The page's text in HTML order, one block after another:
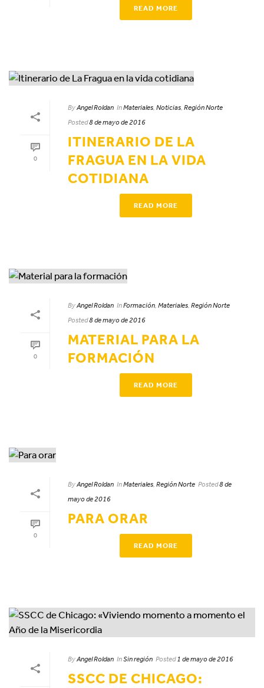
READ MORE
0
ByAngel Roldan InMateriales, Noticias, Región Norte
Posted8 de mayo de 2016
ITINERARIO DE LA
FRAGUA EN LA VIDA
COTIDIANA
READ MORE
0
ByAngel Roldan InFormación Materiales Región Norte
Posted8 de mayo de 2016
MATERIAL PARA LA
FORMACIÓN
READ MORE
0
ByAngel Roldan InMateriales, Región Norte Posted8 de
mayo de 2016
PARA ORAR
READ MORE
ByAngel Roldan InSin región Posted 1 de mayo de 2016
SSCC DE CHICAGO: